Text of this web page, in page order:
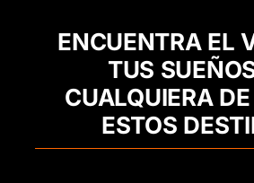
ENCUENTRA EL
TUS
CUALQUIERA
ESTOS